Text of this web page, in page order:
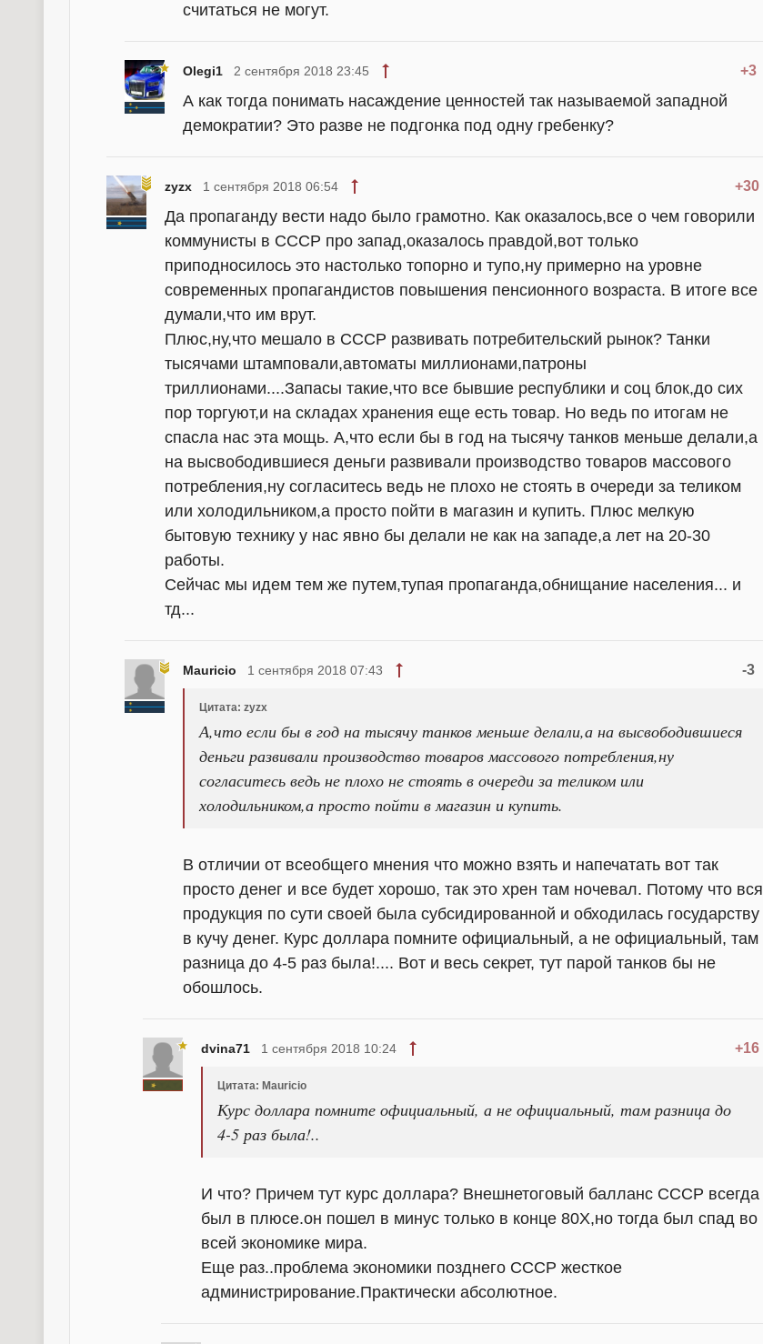
считаться не могут.
Olegi1 +3
2 сентября 2018 23:45
А как тогда понимать насаждение ценностей так называемой западной
демократии? Это разве не подгонка под одну гребенку?
zyzx +30
1 сентября 2018 06:54
Да пропаганду вести надо было грамотно. Как оказалось,все о чем говорили
коммунисты в СССР про запад,оказалось правдой,вот только
приподносилось это настолько топорно и тупо,ну примерно на уровне
современных пропагандистов повышения пенсионного возраста. В итоге все
думали,что им врут.
Плюс,ну,что мешало в СССР развивать потребительский рынок? Танки
тысячами штамповали,автоматы миллионами,патроны
триллионами....Запасы такие,что все бывшие республики и соц блок,до сих
пор торгуют,и на складах хранения еще есть товар. Но ведь по итогам не
спасла нас эта мощь. А,что если бы в год на тысячу танков меньше делали,а
на высвободившиеся деньги развивали производство товаров массового
потребления,ну согласитесь ведь не плохо не стоять в очереди за теликом
или холодильником,а просто пойти в магазин и купить. Плюс мелкую
бытовую технику у нас явно бы делали не как на западе,а лет на 20-30
работы.
Сейчас мы идем тем же путем,тупая пропаганда,обнищание населения... и
тд...
Mauricio -3
1 сентября 2018 07:43
Цитата: zyzx
А,что если бы в год на тысячу танков меньше делали,а на высвободившиеся
деньги развивали производство товаров массового потребления,ну
согласитесь ведь не плохо не стоять в очереди за теликом или
холодильником,а просто пойти в магазин и купить.
В отличии от всеобщего мнения что можно взять и напечатать вот так
просто денег и все будет хорошо, так это хрен там ночевал. Потому что вся
продукция по сути своей была субсидированной и обходилась государству
в кучу денег. Курс доллара помните официальный, а не официальный, там
разница до 4-5 раз была!.... Вот и весь секрет, тут парой танков бы не
обошлось.
dvina71 +16
1 сентября 2018 10:24
Цитата: Mauricio
Курс доллара помните официальный, а не официальный, там разница до
4-5 раз была!..
И что? Причем тут курс доллара? Внешнетоговый балланс СССР всегда
был в плюсе.он пошел в минус только в конце 80Х,но тогда был спад во
всей экономике мира.
Еще раз..проблема экономики позднего СССР жесткое
администрирование.Практически абсолютное.